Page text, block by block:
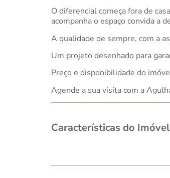
O diferencial começa fora de
acompanha o espaço convida a
A qualidade de sempre, com a
Um projeto desenhado para
Preço e disponibilidade do
Agende a sua visita com a
Características do Imóvel